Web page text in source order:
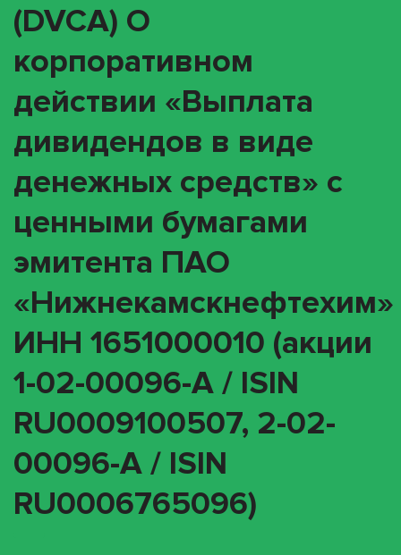
(DVCA) О
корпоративном
действии «Выплата
дивидендов в виде
денежных средств» с
ценными бумагами
эмитента ПАО
«Нижнекамскнефтехим»
ИНН 1651000010 (акции
1-02-00096-A / ISIN
RU0009100507, 2-02-
00096-A / ISIN
RU0006765096)